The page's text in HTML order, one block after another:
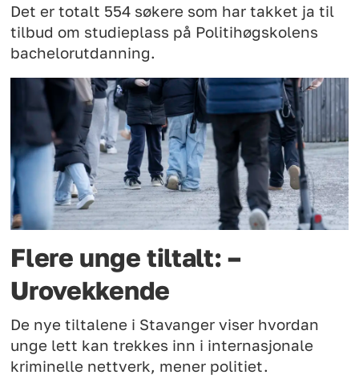
Det er totalt 554 søkere som har takket ja til
tilbud om studieplass på Politihøgskolens
bachelorutdanning.
Flere unge tiltalt: –
Urovekkende
De nye tiltalene i Stavanger viser hvordan
unge lett kan trekkes inn i internasjonale
kriminelle nettverk, mener politiet.